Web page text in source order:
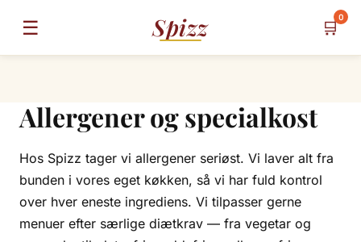
☰ Spizz 🛒0
Allergener og specialkost
Hos Spizz tager vi allergener seriøst. Vi laver alt fra
bunden i vores eget køkken, så vi har fuld kontrol
over hver eneste ingrediens. Vi tilpasser gerne
menuer efter særlige diætkrav — fra vegetar og